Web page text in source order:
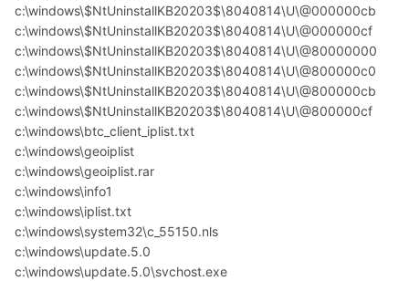
c:\windows\$NtUninstallKB20203$\8040814\U\@000000cb
c:\windows\$NtUninstallKB20203$\8040814\U\@000000cf
c:\windows\$NtUninstallKB20203$\8040814\U\@80000000
c:\windows\$NtUninstallKB20203$\8040814\U\@800000c0
c:\windows\$NtUninstallKB20203$\8040814\U\@800000cb
c:\windows\$NtUninstallKB20203$\8040814\U\@800000cf
c:\windows\btc_client_iplist.txt
c:\windows\geoiplist
c:\windows\geoiplist.rar
c:\windows\info1
c:\windows\iplist.txt
c:\windows\system32\c_55150.nls
c:\windows\update.5.0
c:\windows\update.5.0\svchost.exe